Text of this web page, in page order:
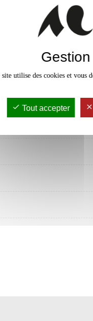
site utilise des cookies et vous
Tout accepter